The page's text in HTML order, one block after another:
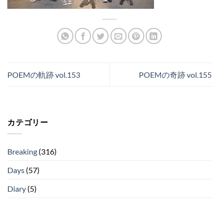
POEMの軌跡 vol.153 POEMの奇跡 vol.155
カテゴリー
Breaking (316)
Days (57)
Diary (5)